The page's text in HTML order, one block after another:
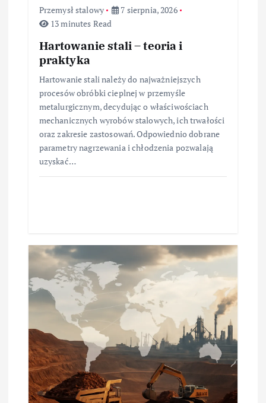
Przemysł stalowy
7 sierpnia, 2026
13 minutes Read
Hartowanie stali – teoria i
praktyka
Hartowanie stali należy do najważniejszych
procesów obróbki cieplnej w przemyśle
metalurgicznym, decydując o właściwościach
mechanicznych wyrobów stalowych, ich trwałości
oraz zakresie zastosowań. Odpowiednio dobrane
parametry nagrzewania i chłodzenia pozwalają
uzyskać…